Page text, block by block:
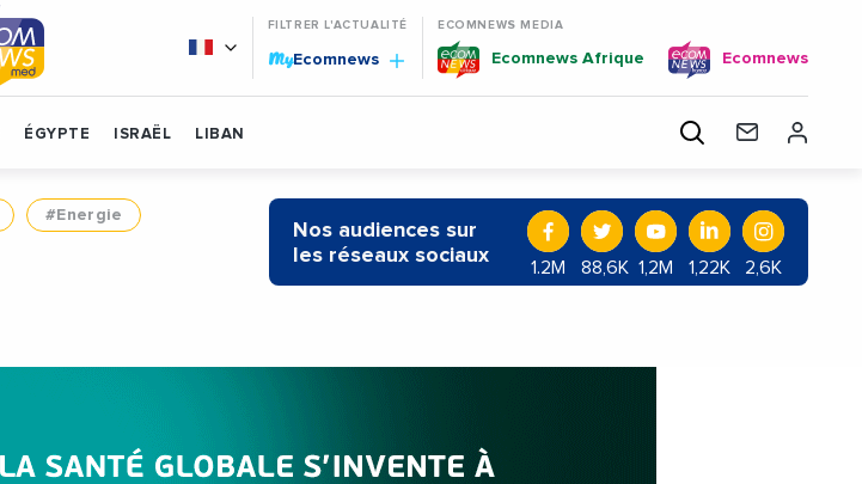
FILTRER L'ACTUALITÉ
MyEcomnews
ECOMNEWS MEDIA
Ecomnews Afrique Ecomnews
ÉGYPTE ISRAËL LIBAN
#Energie
Nos audiences sur
les réseaux sociaux
1.2M 88,6K 1,2M 1,22K 2,6K